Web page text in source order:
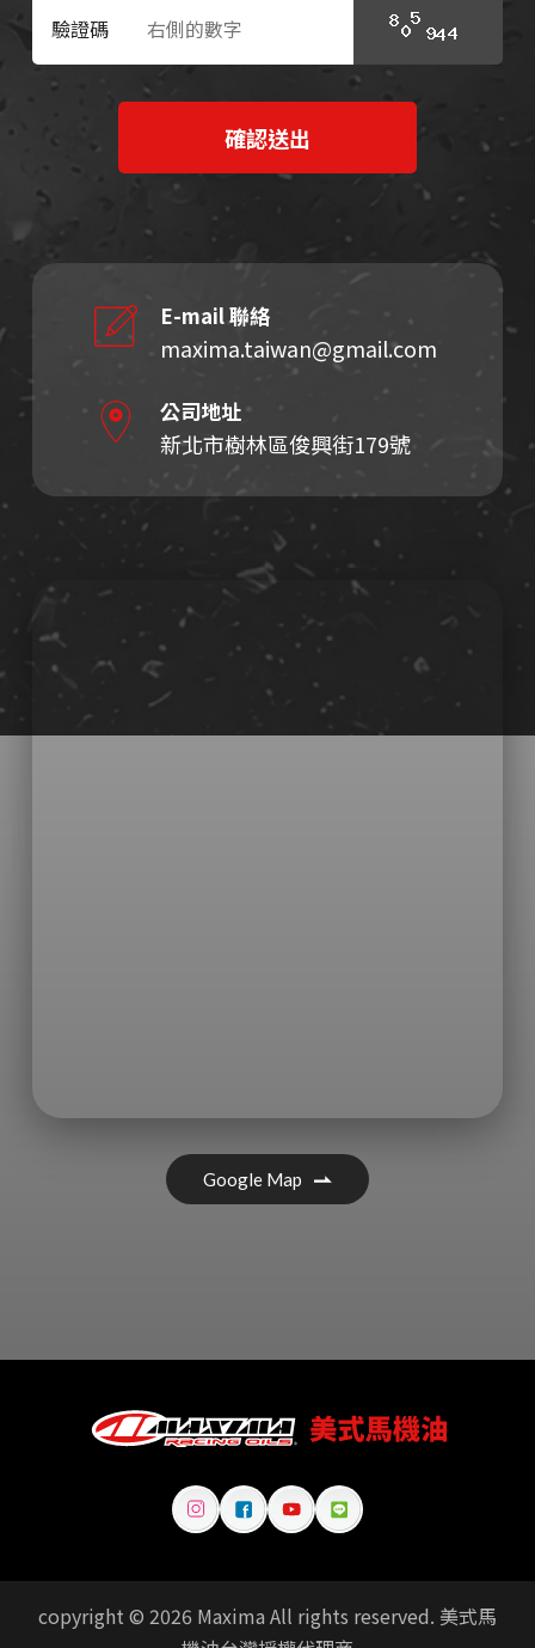
驗證碼
E-mail 聯絡
maxima.taiwan@gmail.com
公司地址
新北市樹林區俊興街179號
Google Map
copyright © 2026 Maxima All rights reserved. 美式馬